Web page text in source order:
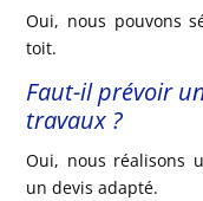
Oui, nous pouvons
toit.
Faut-il prévoir
travaux ?
Oui, nous réalisons
un devis adapté.